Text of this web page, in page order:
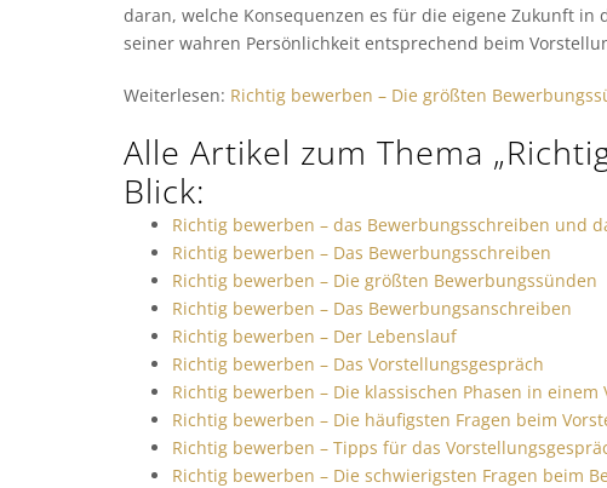
daran, welche Konsequenzen es für die eigene Zukunft
seiner wahren Persönlichkeit entsprechend beim
Weiterlesen: Richtig bewerben – Die größten
Alle Artikel zum Thema
Blick:
Richtig bewerben – das Bewerbungsschreiben und
Richtig bewerben – Das Bewerbungsschreiben
Richtig bewerben – Die größten Bewerbungssünden
Richtig bewerben – Das Bewerbungsanschreiben
Richtig bewerben – Der Lebenslauf
Richtig bewerben – Das Vorstellungsgespräch
Richtig bewerben – Die klassischen Phasen in einem
Richtig bewerben – Die häufigsten Fragen beim
Richtig bewerben – Tipps für das
Richtig bewerben – Die schwierigsten Fragen beim